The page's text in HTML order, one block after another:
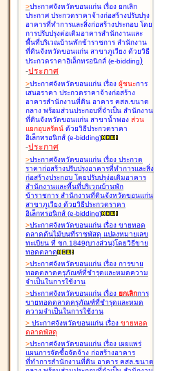
>ประกาศจังหวัดขอนแก่น เรื่อง ยกเลิก
ประกาศ ประกวดราคาจ้างก่อสร้างปรับปรุง
อาคารที่ทำการและสิ่งก่อสร้างประกอบ โดย
การปรับปรุงต่อเติมอาคารสำนักงานและ
พื้นที่บริเวณบ้านพักข้าราชการ สำนักงาน
ที่ดินจังหวัดขอนแก่น สาขาภูเวียง ด้วยวิธี
ประกวดราคาอิเล็กทรอนิกส์ (e-bidding)
-ประกาศ
>ประกาศจังหวัดขอนแก่น เรื่อง ผู้ชนะการ
เสนอราคา ประกวดราคาจ้างก่อสร้าง
อาคารสำนักงานที่ดิน อาคาร คสล.ขนาด
กลาง พร้อมส่วนประกอบที่จำเป็น สำนักงาน
ที่ดินจังหวัดขอนแก่น สาขาน้ำพอง ส่วน
แยกอุบลรัตน์ ด้วยวิธีประกวดราคา
อิเล็กทรอนิกส์ (e-bidding)
-ประกาศ
>ประกาศจังหวัดขอนแก่น เรื่อง ประกวด
ราคาก่อสร้างปรับปรุงอาคารที่ทำการและสิ่ง
ก่อสร้างประกอบ โดยปรับปรุง่อเติมอาคาร
สำนักงานและพื้นที่บริเวณบ้านพัก
ข้าราชการ สำนักงานที่ดินจังหวัดขอนแก่น
สาขาภูเวียง ด้วยวิธีประกวดราคา
อิเล็กทรอนิกส์ (e-bidding)
>ประกาศจังหวัดขอนแก่น เรื่อง ขายทอด
ตลาดต้นไม้บนที่ราชพัสดุ แปลงหมายเลข
ทะเบียน ที่ ขก.1849(บางส่วน)โดยวิธีขาย
ทอดตลาด
>ประกาศจังหวัดขอนแก่น เรื่อง การขาย
ทอดตลาดครุภัณฑ์ที่ชำรุดและหมดความ
จำเป็นในการใช้งาน
>ประกาศจังหวัดขอนแก่น เรื่อง ยกเลิกการ
ขายทอดตลาดครุภัณฑ์ที่ชำรุดและหมด
ความจำเป็นในการใช้งาน
> ประกาศจังหวัดขอนแก่น เรื่อง ขายทอด
ตลาดพัสดุ
>ประกาศจังหวัดขอนแก่น เรื่อง เผยแพร่
แผนการจัดซื้อจัดจ้าง ก่อสร้างอาคาร
ที่ทำการสำนักงานที่ดิน อาคาร คสล.ขนาด